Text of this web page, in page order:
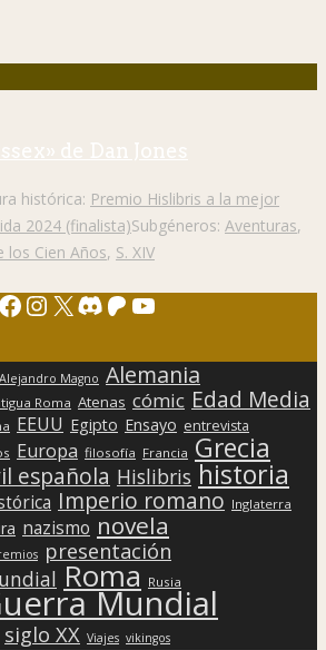
de Dan Jones
histórica: Premio Hislibris a la mejor
2024 (finalista)Subgéneros: Aventuras,
los Cien Años, S. XIV
Instagram
X Discord
Patreon
YouTube
Alejandro Magno Alemania
Roma Atenas cómic Edad Media
EEUU Egipto Ensayo entrevista
Europa filosofía Francia Grecia
española Hislibris historia
Imperio romano Inglaterra
nazismo novela
presentación
Roma Rusia
Mundial
siglo XX Viajes vikingos